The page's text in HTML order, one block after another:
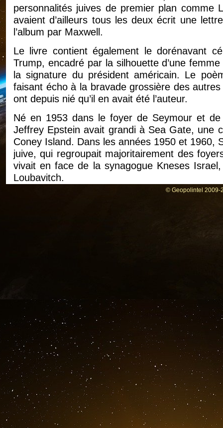
personnalités juives de premier plan comme
avaient d’ailleurs tous les deux écrit une
l’album par Maxwell.
Le livre contient également le dorénavant
Trump, encadré par la silhouette d’une
la signature du président américain. Le
faisant écho à la bravade grossière des
ont depuis nié qu’il en avait été l’auteur.
Né en 1953 dans le foyer de Seymour et de
Jeffrey Epstein avait grandi à Sea Gate, une
Coney Island. Dans les années 1950 et 1960,
juive, qui regroupait majoritairement des
vivait en face de la synagogue Kneses
Loubavitch.
Selon la biographie « Filthy Rich » publiée
© Geopolintel 2009-